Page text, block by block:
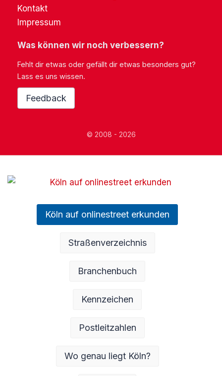
Kontakt
Impressum
Was können wir noch verbessern?
Fehlt dir etwas oder gefällt dir etwas besonders gut?
Lass es uns wissen.
Feedback
© 2008 - 2026
Köln auf onlinestreet erkunden
Straßenverzeichnis
Branchenbuch
Kennzeichen
Postleitzahlen
Wo genau liegt Köln?